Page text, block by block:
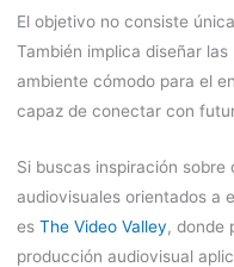
El objetivo no consiste
También implica diseñar
ambiente cómodo para el
capaz de conectar con
Si buscas inspiración
audiovisuales orientados a
es The Video Valley, donde
producción audiovisual